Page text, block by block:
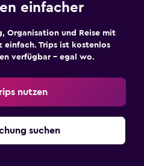
einfacher
Organisation und Reise mit
einfach. Trips ist kostenlos
verfügbar – egal wo.
nutzen
suchen